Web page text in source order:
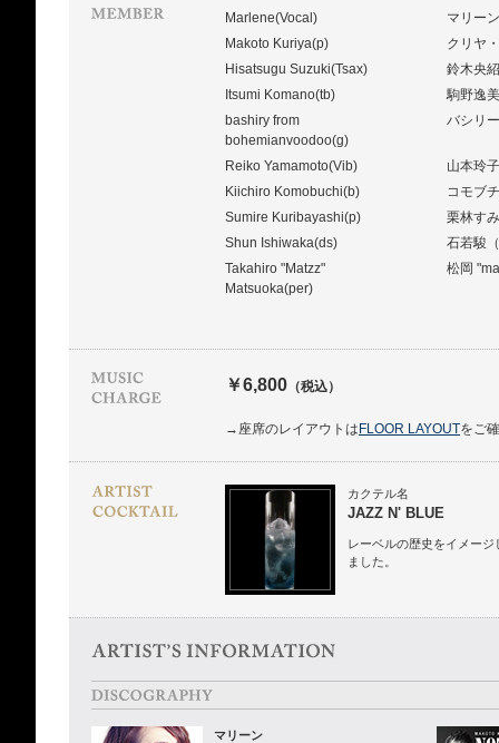
Marlene(Vocal)
マリー
Makoto Kuriya(p)
クリヤ
Hisatsugu Suzuki(Tsax)
鈴木央
Itsumi Komano(tb)
駒野逸
bashiry from
bohemianvoodoo(g)
バシリ
Reiko Yamamoto(Vib)
山本玲
Kiichiro Komobuchi(b)
コモブ
Sumire Kuribayashi(p)
栗林す
Shun Ishiwaka(ds)
石若駿
Takahiro "Matzz"
Matsuoka(per)
松岡
￥6,800 （税込）
→座席のレイアウトは FLOOR LAYOUTをご
カクテル名
JAZZ N' BLUE
レーベルの歴史をイメー
ました。
マリーン